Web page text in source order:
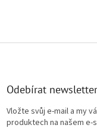
Odebírat newsletter
Vložte svůj e-mail a my
produktech na našem e-